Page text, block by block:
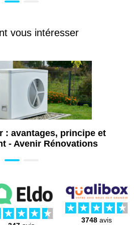
banne à Villejuif (94)
à Villejuif (94)
à Villejuif (94)
vitrée à Villejuif (94)
à Villejuif (94)
à Villejuif (94)
à bois à Villejuif (94)
solaire à Villejuif (94)
de salle de bains
salle de bains senior à
vous intéresser
: avantages, principe et
- Avenir Rénovations
3748avis